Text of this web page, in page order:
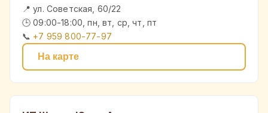
📍 ул. Советская, 60/22
🕒 09:00-18:00, пн, вт, ср, чт, пт
📞 +7 959 800-77-97
На карте